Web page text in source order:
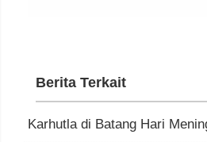
Berita Terkait
Karhutla di Batang Hari